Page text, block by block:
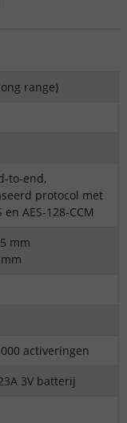
range)
to-end,
protocol met
AES-128-CCM
mm
activeringen
3V batterij